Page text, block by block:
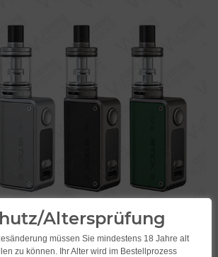
Altersprüfung
müssen Sie mindestens 18 Jahre alt
zu können. Ihr Alter wird im Bestellprozess